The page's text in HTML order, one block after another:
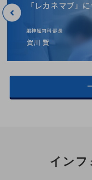
「レカネマブ」
脳神経内科 部長
賀川 賢
インフ